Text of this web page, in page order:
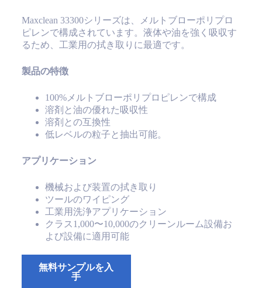
Maxclean 33300シリーズは、メルトブローポリプロ
ピレンで構成されています。液体や油を強く吸収す
るため、工業用の拭き取りに最適です。
製品の特徴
100%メルトブローポリプロピレンで構成
溶剤と油の優れた吸収性
溶剤との互換性
低レベルの粒子と抽出可能。
アプリケーション
機械および装置の拭き取り
ツールのワイピング
工業用洗浄アプリケーション
クラス1,000〜10,000のクリーンルーム設備お
よび設備に適用可能
無料サンプルを入
手